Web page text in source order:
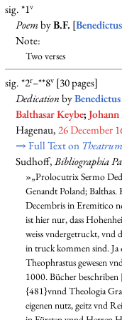
sig. *1v
PoembyB.F. [
Note:
Two verses
sig. *2r–**8v[30 pages]
Dedicationby
Balthasar Keybe;
Hagenau,26 December
⇒ Full Text on
Sudhoff,Bibliographia
»„Prolocutrix Sermo
Genandt Poland;
Decembris in Eremitico
ist hier nur, dass
weiss vndergetruckt, vnd
in truck kommen sind. Ja
Theophrastus gewesen
1000. Bücher
{481}vnnd Theologia
eigenen nutz, geitz vnd